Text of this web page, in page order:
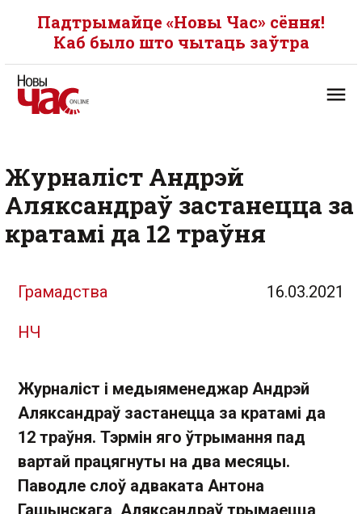
Падтрымайце «Новы Час» сёння!
Каб было што чытаць заўтра
Журналіст Андрэй
Аляксандраў застанецца за
кратамі да 12 траўня
Грамадства 16.03.2021
НЧ
Журналіст і медыяменеджар Андрэй
Аляксандраў застанецца за кратамі да
12 траўня. Тэрмін яго ўтрымання пад
вартай працягнуты на два месяцы.
Паводле слоў адваката Антона
Гашынскага, Аляксандраў трымаецца